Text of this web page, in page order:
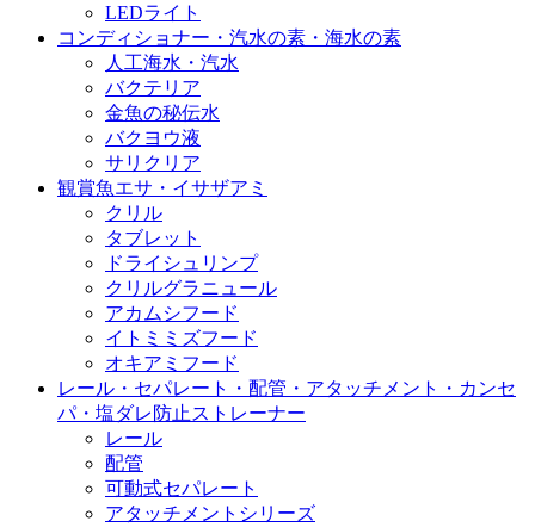
LEDライト
コンディショナー・汽水の素・海水の素
人工海水・汽水
バクテリア
金魚の秘伝水
バクヨウ液
サリクリア
観賞魚エサ・イサザアミ
クリル
タブレット
ドライシュリンプ
クリルグラニュール
アカムシフード
イトミミズフード
オキアミフード
レール・セパレート・配管・アタッチメント・カンセ
パ・塩ダレ防止ストレーナー
レール
配管
可動式セパレート
アタッチメントシリーズ